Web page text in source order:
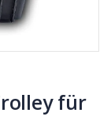
für